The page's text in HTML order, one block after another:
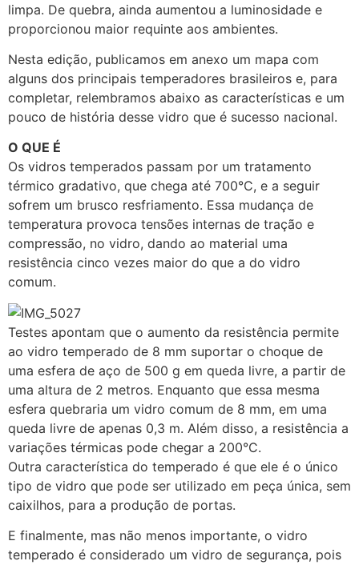
limpa. De quebra, ainda aumentou a luminosidade e
proporcionou maior requinte aos ambientes.
Nesta edição, publicamos em anexo um mapa com
alguns dos principais temperadores brasileiros e, para
completar, relembramos abaixo as características e um
pouco de história desse vidro que é sucesso nacional.
O QUE É
Os vidros temperados passam por um tratamento
térmico gradativo, que chega até 700°C, e a seguir
sofrem um brusco resfriamento. Essa mudança de
temperatura provoca tensões internas de tração e
compressão, no vidro, dando ao material uma
resistência cinco vezes maior do que a do vidro
comum.
Testes apontam que o aumento da resistência permite
ao vidro temperado de 8 mm suportar o choque de
uma esfera de aço de 500 g em queda livre, a partir de
uma altura de 2 metros. Enquanto que essa mesma
esfera quebraria um vidro comum de 8 mm, em uma
queda livre de apenas 0,3 m. Além disso, a resistência a
variações térmicas pode chegar a 200°C.
Outra característica do temperado é que ele é o único
tipo de vidro que pode ser utilizado em peça única, sem
caixilhos, para a produção de portas.
E finalmente, mas não menos importante, o vidro
temperado é considerado um vidro de segurança, pois